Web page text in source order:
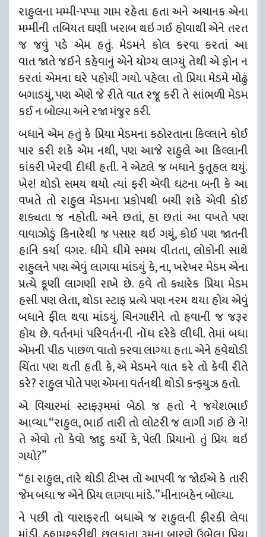
રાહુલના મમ્મી-પપ્પા ગામ રહેતા હતા અને અચાનક એના
મમ્મીની તબિયત ઘણી ખરાબ થઇ ગઈ હોવાથી એને તરત
જ જવું પડે એમ હતું. મેડમને કોલ કરવા કરતાં આ
વાતજાતે જઈને કહેવાનું એને યોગ્ય લાગ્યું તેથી એ ફોન ન
કરતાં એમના ઘરે પહોચી ગયો. પહેલા તો પ્રિયા મેડમે મોઢું
બગાડયું, પણ એણે જે રીતે વાત રજૂ કરી તે સાંભળી મેડમ
કઈ ન બોલ્યા અને રજા મંજુર કરી.
બધાને એમ હતું કે પ્રિયા મેડમના કઠોરતાના કિલ્લાને કોઈ
પાર કરી શકે એમ નથી, પણ આજે રાહુલે આ કિલ્લાની
કાંકરી ખેરવી દીધી હતી. ને એટલે જ બધાને કુતૂહલ થયું.
ખેર! થોડો સમય થયો ત્યાં ફરી એવી ઘટના બની કે આ
વખતે તો રાહુલ મેડમના પ્રકોપથી બચી શકે એવી કોઈ
શક્યતા જ નહોતી. અને છતાં, હા છતાં આ વખતે પણ
વાવાઝોડું કિનારેથી જ પસાર થઇ ગયું, કોઈ પણ જાતની
હાનિ કર્યા વગર. ધીમે ધીમે સમય વીતતા, લોકોની સાથે
રાહુલને પણ એવું લાગવા માંડયું કે, ના, ખરેખર મેડમ એના
પ્રત્યે કૂણી લાગણી રાખે છે. હવે તો ક્યારેક પ્રિયા મેડમ
હસી પણ લેતા, થોડા સ્ટાફ પ્રત્યે પણ નરમ થયા હોય એવું
બધાને ફીલ થવા માંડયું. ચિનગારીને તો હવાની જ જરૂર
હોય છે. વર્તનમાં પરિવર્તનની નોંધ દરેકે લીધી. તેમાં બધા
એમની પીઠ પાછળ વાતો કરવા લાગ્યા હતા. એને હવેથોડી
ચિંતા પણ થતી હતી કે, એ મેડમને વાત કરે તો કેવી રીતે
કરે? રાહુલ પોતે પણ એમના વર્તનથી થોડો કન્ફયુઝ હતો.
એ વિચારમાં સ્ટાફરૂમમાં બેઠો જ હતો ને જયેશભાઈ
આવ્યા. “રાહુલ, ભાઈ તારી તો લોટરી જ લાગી ગઈ છે ને!
તે એવો તો કેવો જાદુ કર્યો કે, પેલી પ્રિયાનો તું પ્રિય થઇ
ગયો?”
“હા રાહુલ, તારે થોડી ટીપ્સ તો આપવી જ જોઈએ કે તારી
જેમ બધા જ એને પ્રિય લાગવા માંડે.” મીનાબહેન બોલ્યા.
ને પછી તો વારાફરતી બધાએ જ રાહુલની ફીરકી લેવા